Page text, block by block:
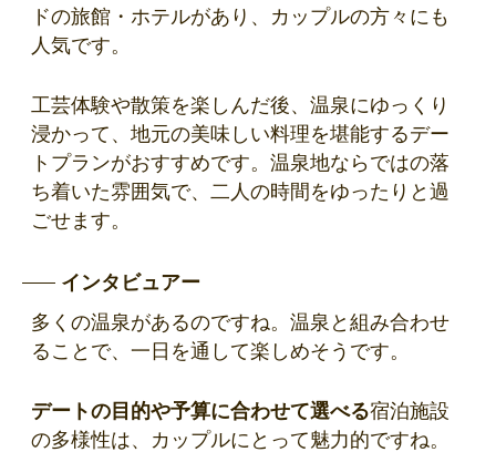
ドの旅館・ホテルがあり、カップルの方々にも
人気です。
工芸体験や散策を楽しんだ後、温泉にゆっくり
浸かって、地元の美味しい料理を堪能するデー
トプランがおすすめです。温泉地ならではの落
ち着いた雰囲気で、二人の時間をゆったりと過
ごせます。
インタビュアー
多くの温泉があるのですね。温泉と組み合わせ
ることで、一日を通して楽しめそうです。
デートの目的や予算に合わせて選べる宿泊施設
の多様性は、カップルにとって魅力的ですね。